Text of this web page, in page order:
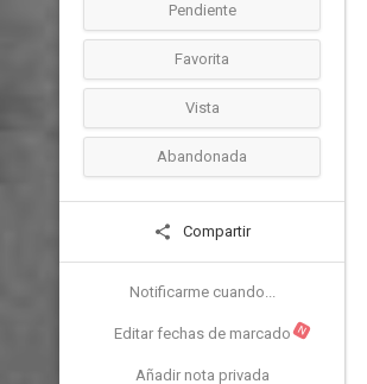
Pendiente
Favorita
Vista
Abandonada
Compartir
Notificarme cuando...
Editar fechas de marcado N
Añadir nota privada